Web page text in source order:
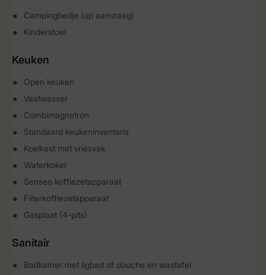
Campingbedje (op aanvraag)
Kinderstoel
Keuken
Open keuken
Vaatwasser
Combimagnetron
Standaard keukeninventaris
Koelkast met vriesvak
Waterkoker
Senseo koffiezetapparaat
Filterkoffiezetapparaat
Gasplaat (4-pits)
Sanitair
Badkamer met ligbad of douche en wastafel